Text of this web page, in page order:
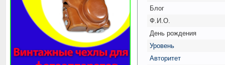
Блог
Ф.И.О.
День рождения
Уровень
Авторитет